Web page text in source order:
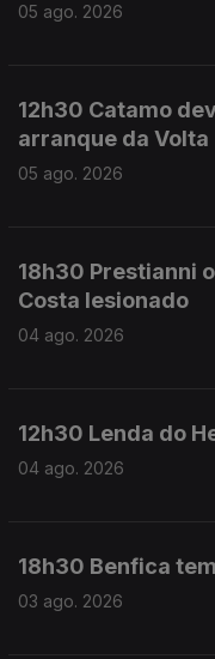
05 ago. 2026
12h30 Catamo
arranque da Volta
05 ago. 2026
18h30 Prestianni
Costa lesionado
04 ago. 2026
12h30 Lenda do
04 ago. 2026
18h30 Benfica
03 ago. 2026